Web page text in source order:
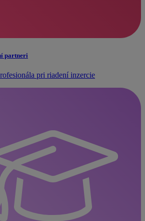
partneri
pri riadení inzercie